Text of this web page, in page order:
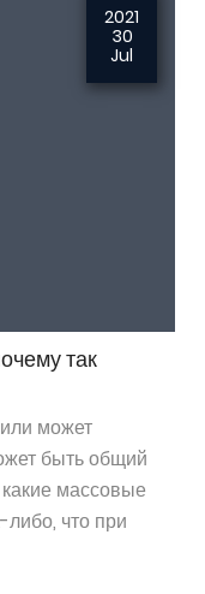
2021
30
Jul
так
может
быть общий
массовые
что при